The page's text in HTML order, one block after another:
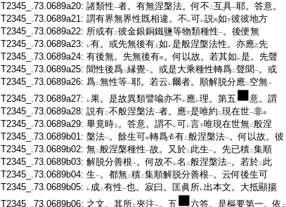
T2345_.73.0689a20: 諸類性一者。有無涅槃法。何不 二互具一耶。答意。
T2345_.73.0689a21: 謂有界無界性既相違。不 レ可レ説丙如下彼彼地方
T2345_.73.0689a22: 所或有二彼金銀銅鐵鹽等物類種性一。後便無
T2345_.73.0689a23:
レ有。或先無後有 上如 レ是般涅槃法性。亦應乙先
T2345_.73.0689a24: 有後無。先無後有甲 。何以故。若其如 レ是。先聲
T2345_.73.0689a25: 聞性後爲二縁覺一。或是大乘種性轉爲二聲聞一。或
T2345_.73.0689a26: 爲二無性等一耶。若云 レ爾者。順解脱分應二 空無一
T2345_.73.0689a27: レ果。是故異類譬喩亦不 レ應レ理。第五
意。謂
T2345_.73.0689a28: 説有二不般涅槃法一者。應下是唯約 二現在世一非中
T2345_.73.0689a29: 畢竟時 上 。答意。謂不 レ可レ言下唯現在世無二般涅
T2345_.73.0689b01: 槃法一。餘生可中轉爲 有二般涅槃法一。何以故。彼
T2345_.73.0689b02: 無二般涅槃種性一故。又於二 此生一。先已積二集順
T2345_.73.0689b03: 解脱分善根一。何故不 レ名 二般涅槃法一。若於二 此
T2345_.73.0689b04: 生一。都無二積二集順解脱分善根一。云何後生可
T2345_.73.0689b05:
レ成二有性一也。寂曰。匡眞所レ出本文。大抵顯揚
T2345_.73.0689b06: 之文。其所二夾注一。五 六答。是樞要第一。依 二